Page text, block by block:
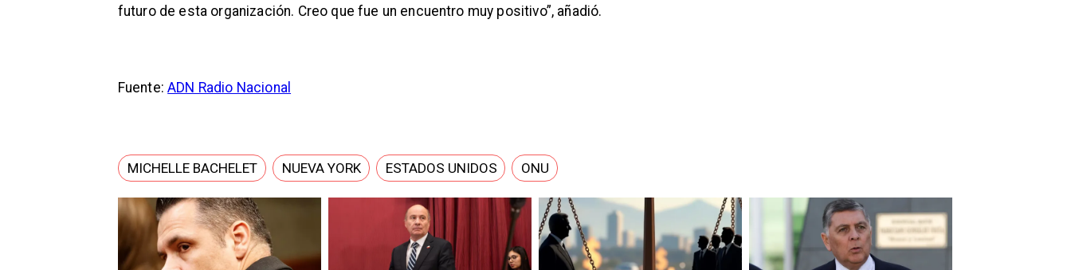
futuro de esta organización. Creo que fue un encuentro muy positivo”, añadió.
Fuente:ADN Radio Nacional
MICHELLE BACHELET NUEVA YORK ESTADOS UNIDOS ONU